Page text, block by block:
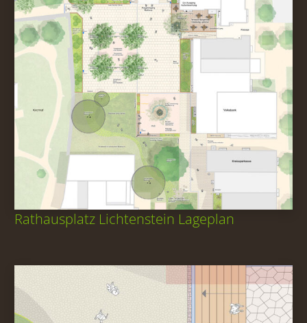
Rathausplatz Lichtenstein Lageplan